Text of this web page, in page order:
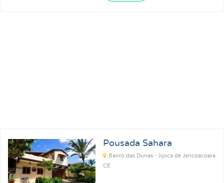
Pousada Sahara
Bairro das Dunas - Jijoca de Jericoacoara
CE